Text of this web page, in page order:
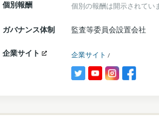
個別報酬 個別の報酬は開示されてい
ガバナンス体制 監査等委員会設置会社
企業サイト 企業サイト /